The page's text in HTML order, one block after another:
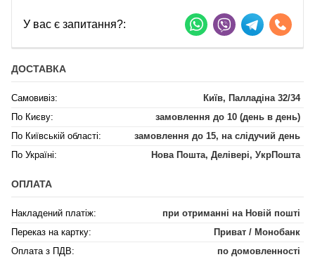
У вас є запитання?:
ДОСТАВКА
Самовивіз:
Київ, Палладіна 32/34
По Києву:
замовлення до 10 (день в день)
По Київській області:
замовлення до 15, на слідучий день
По Україні:
Нова Пошта, Делівері, УкрПошта
ОПЛАТА
Накладений платіж:
при отриманні на Новій пошті
Переказ на картку:
Приват / Монобанк
Оплата з ПДВ:
по домовленності